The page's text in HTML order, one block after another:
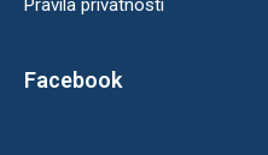
Pravila privatnosti
Facebook